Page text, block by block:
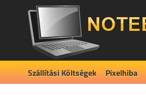
Szállítási Költségek Pixelhiba